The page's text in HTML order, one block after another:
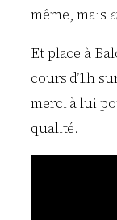
même, mais
Et place à
cours d’1h
merci à lui
qualité.